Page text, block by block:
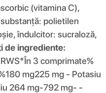
(vitamina C),
polietilen
îndulcitor: sucraloză,
de ingrediente:
3 comprimate%
mg225 mg - Potasiu
264 mg-792 mg- -